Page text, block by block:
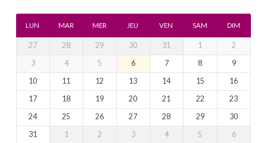
LUN MAR MER JEU VEN SAM DIM
27 28 29 30 31 1
2
3
4 5 6 7 8
9
10
11 12 13 14 15
16
17
18 19 20 21 22
23
24
25 26 27 28 29
30
31
1 2 3 4 5 6